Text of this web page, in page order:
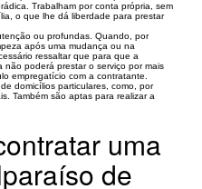
Trabalham por conta própria, sem
o que lhe dá liberdade para prestar
ou profundas. Quando, por
após uma mudança ou na
ressaltar que para que a
não poderá prestar o serviço por mais
empregatício com a contratante.
domicílios particulares, como, por
Também são aptas para realizar a
uma
de